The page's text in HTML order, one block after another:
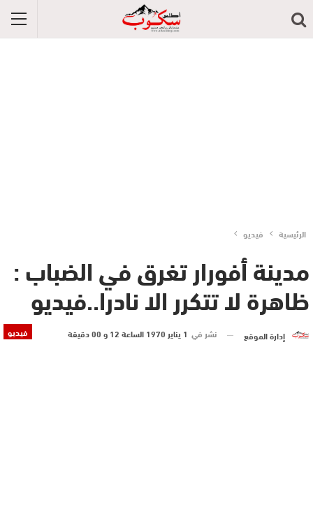
الرئيسية فيديو
مدينة أفورار تغرق في الضباب :
ظاهرة لا تتكرر الا نادرا..فيديو
فيديو إدارة الموقع نشر في 1 يناير 1970 الساعة 12 و 00 دقيقة